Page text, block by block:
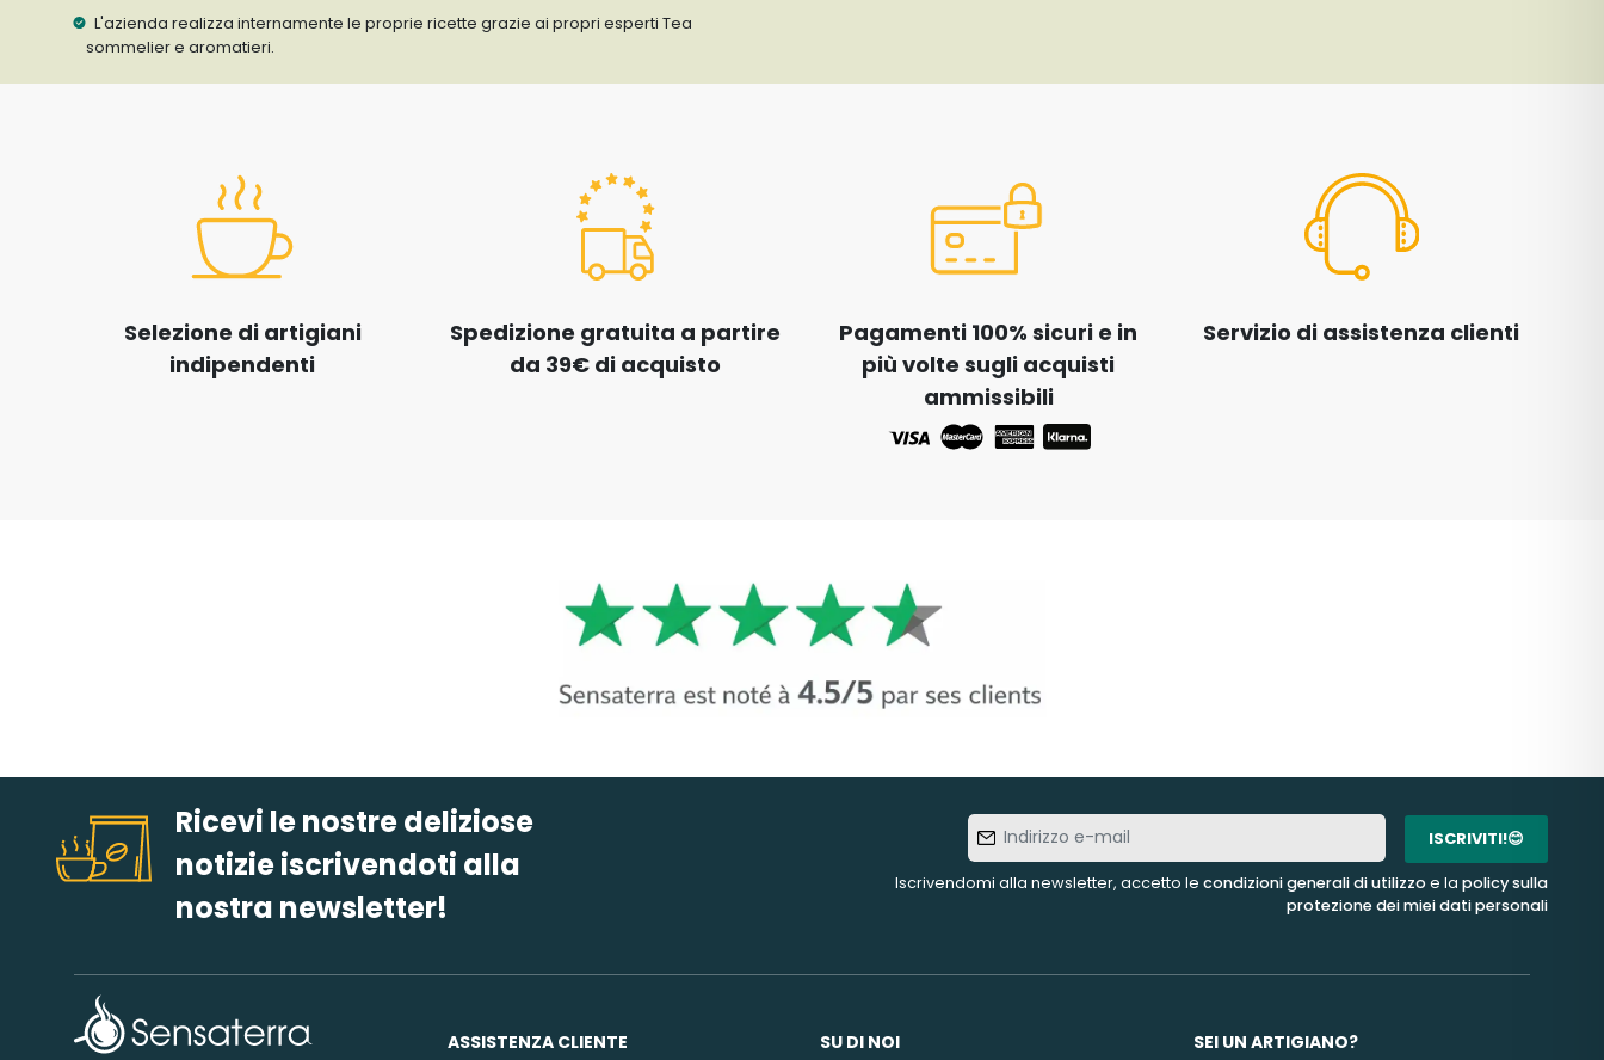
L'azienda realizza internamente le proprie ricette grazie ai propri esperti Tea
sommelier e aromatieri.
Selezione di artigiani
indipendenti
Spedizione gratuita a partire
da 39€ di acquisto
Pagamenti 100% sicuri e in
più volte sugli acquisti
ammissibili
Servizio di assistenza clienti
Ricevi le nostre deliziose
notizie iscrivendoti alla
nostra newsletter!
Indirizzo
e-mail
ISCRIVITI!😊
Iscrivendomi alla newsletter, accetto le condizioni generali di utilizzoe la policy sulla
protezione dei miei dati personali
ASSISTENZA CLIENTE SU DI NOI SEI UN ARTIGIANO?